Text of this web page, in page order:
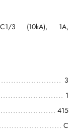
C1/3 (10kA), 1A,
3
1
415
C